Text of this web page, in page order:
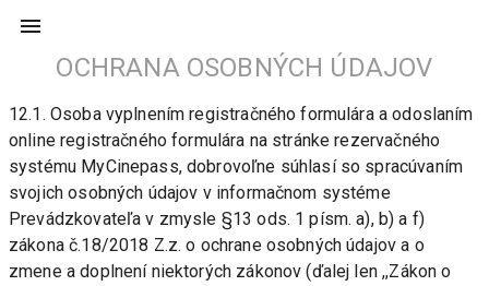
OCHRANA OSOBNÝCH ÚDAJOV
12.1. Osoba vyplnením registračného formulára a odoslaním
online registračného formulára na stránke rezervačného
systému MyCinepass, dobrovoľne súhlasí so spracúvaním
svojich osobných údajov v informačnom systéme
Prevádzkovateľa v zmysle §13 ods. 1 písm. a), b) a f)
zákona č.18/2018 Z.z. o ochrane osobných údajov a o
zmene a doplnení niektorých zákonov (ďalej len ,,Zákon o